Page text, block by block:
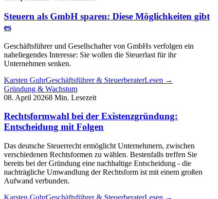
Steuern als GmbH sparen: Diese Möglichkeiten gibt
es
Geschäftsführer und Gesellschafter von GmbHs verfolgen ein
naheliegendes Interesse: Sie wollen die Steuerlast für ihr
Unternehmen senken.
Karsten GuhrGeschäftsführer & SteuerberaterLesen →
Gründung & Wachstum
08. April 20268 Min. Lesezeit
Rechtsformwahl bei der Existenzgründung:
Entscheidung mit Folgen
Das deutsche Steuerrecht ermöglicht Unternehmern, zwischen
verschiedenen Rechtsformen zu wählen. Bestenfalls treffen Sie
bereits bei der Gründung eine nachhaltige Entscheidung - die
nachträgliche Umwandlung der Rechtsform ist mit einem großen
Aufwand verbunden.
Karsten GuhrGeschäftsführer & SteuerberaterLesen →